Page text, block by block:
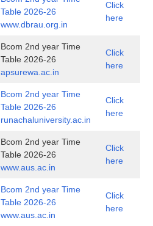
Table 2026-26
www.dbrau.org.in
Click
here
Bcom 2nd year Time
Table 2026-26
apsurewa.ac.in
Click
here
Bcom 2nd year Time
Table 2026-26
runachaluniversity.ac.in
Click
here
Bcom 2nd year Time
Table 2026-26
www.aus.ac.in
Click
here
Bcom 2nd year Time
Table 2026-26
www.aus.ac.in
Click
here